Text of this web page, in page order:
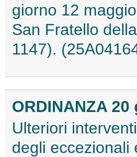
giorno 12
San Fratello
1147).
ORDINANZA
Ulteriori
degli eccezionali